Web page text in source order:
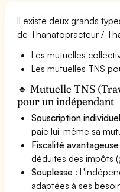
Il existe deux grands
de Thanatopracteur /
Les mutuelles
Les mutuelles TNS
🔹 Mutuelle TNS
pour un indépendant
Souscription
paie lui-même sa
Fiscalité avantageuse
déduites des impôts
Souplesse :
adaptées à ses